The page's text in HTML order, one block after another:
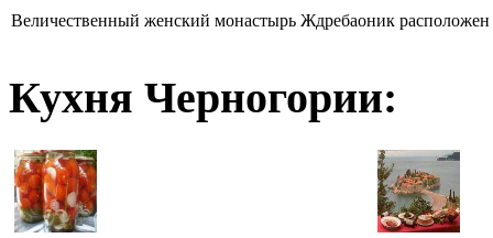
Величественный женский монастырь Ждребаоник
Кухня Черногории: